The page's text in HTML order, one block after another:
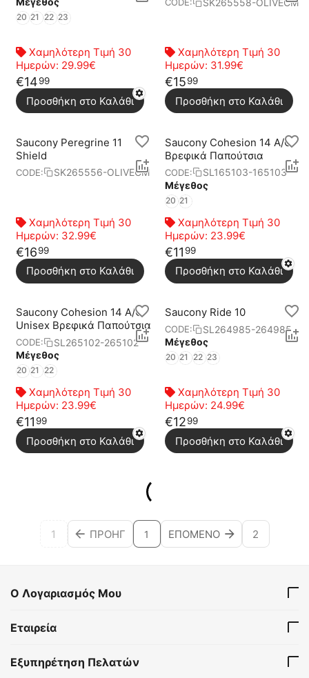
20 21 22 23
Χαμηλότερη Τιμή 30
Ημερών: 29.99€
€1499
Προσθήκη στο Καλάθι
Χαμηλότερη Τιμή 30
Ημερών: 31.99€
€1599
Προσθήκη στο Καλάθι
Saucony Peregrine 11
Shield
CODE: SK265556-OLIVECM
Χαμηλότερη Τιμή 30
Ημερών: 32.99€
€1699
Προσθήκη στο Καλάθι
Saucony Cohesion 14 A/C
Βρεφικά Παπούτσια
CODE:
SL165103-165103
Μέγεθος
20 21
Χαμηλότερη Τιμή 30
Ημερών: 23.99€
€11 99
Προσθήκη στο Καλάθι
Saucony Cohesion 14 A/C
Unisex Βρεφικά Παπούτσια
CODE:
SL265102-265102
Μέγεθος
20 21 22
Χαμηλότερη Τιμή 30
Ημερών: 23.99€
€11 99
Προσθήκη στο Καλάθι
Saucony Ride 10
CODE:
SL264985-264985
Μέγεθος
20 21 22 23
Χαμηλότερη Τιμή 30
Ημερών: 24.99€
€1299
Προσθήκη στο Καλάθι
1 ΠΡΟΗΓ 1 ΕΠΌΜΕΝΟ 2
Ο Λογαριασμός Μου
Εταιρεία
Εξυπηρέτηση Πελατών